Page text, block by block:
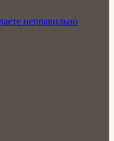
неправильно